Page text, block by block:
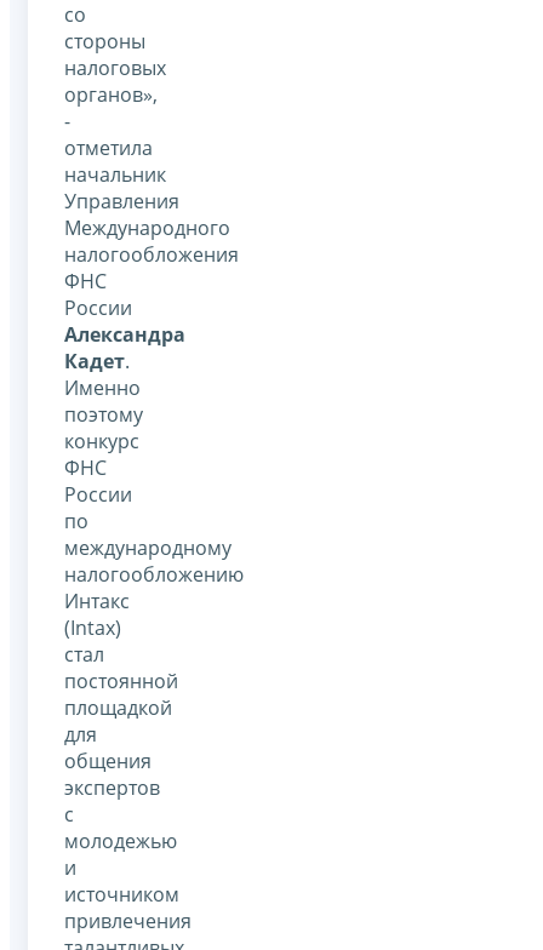
со
стороны
налоговых
органов»,
-
отметила
начальник
Управления
Международного
налогообложения
ФНС
России
Александра
Кадет.
Именно
поэтому
конкурс
ФНС
России
по
международному
налогообложению
Интакс
(Intax)
стал
постоянной
площадкой
для
общения
экспертов
с
молодежью
и
источником
привлечения